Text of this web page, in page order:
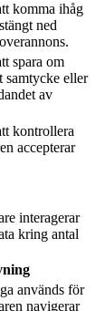
komma ihåg
ned
spara om
samtycke eller
av
kontrollera
accepterar
interagerar
kring antal
används för
navigerar